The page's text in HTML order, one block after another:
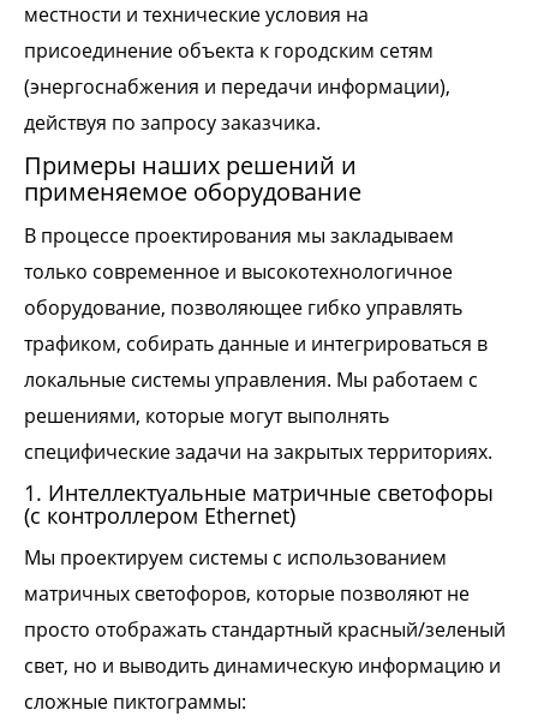
местности и технические условия на
присоединение объекта к городским сетям
(энергоснабжения и передачи информации),
действуя по запросу заказчика.
Примеры наших решений и
применяемое оборудование
В процессе проектирования мы закладываем
только современное и высокотехнологичное
оборудование, позволяющее гибко управлять
трафиком, собирать данные и интегрироваться в
локальные системы управления. Мы работаем с
решениями, которые могут выполнять
специфические задачи на закрытых территориях.
1. Интеллектуальные матричные светофоры
(с контроллером Ethernet)
Мы проектируем системы с использованием
матричных светофоров, которые позволяют не
просто отображать стандартный красный/зеленый
свет, но и выводить динамическую информацию и
сложные пиктограммы: